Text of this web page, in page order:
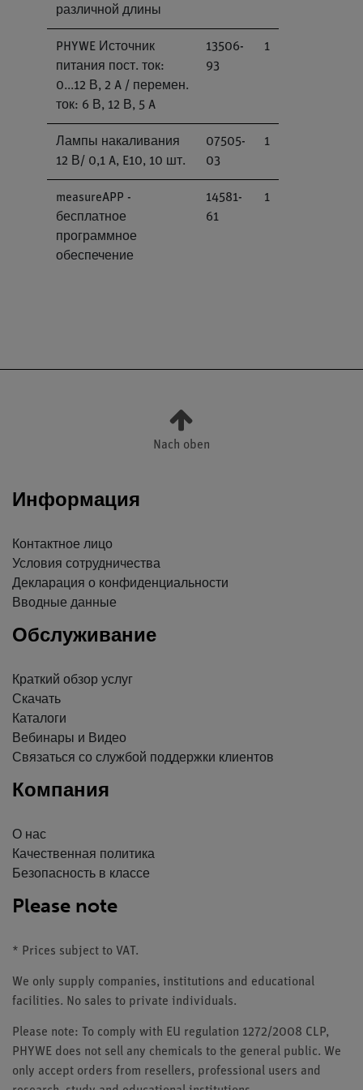
различной длины
PHYWE Источник
питания пост. ток:
0...12 В, 2 A / перемен.
ток: 6 В, 12 В, 5 A
13506-
93
1
Лампы накаливания
12 В/ 0,1 A, E10, 10 шт.
07505-
03
1
measureAPP -
бесплатное
программное
обеспечение
14581-
61
1
Nach oben
Информация
Контактное лицо
Условия сотрудничества
Декларация о конфиденциальности
Вводные данные
Обслуживание
Краткий обзор услуг
Скачать
Каталоги
Вебинары и Видео
Связаться со службой поддержки клиентов
Компания
О нас
Качественная политика
Безопасность в классе
Please note
* Prices subject to VAT.
We only supply companies, institutions and educational
facilities. No sales to private individuals.
Please note: To comply with EU regulation 1272/2008 CLP,
PHYWE does not sell any chemicals to the general public. We
only accept orders from resellers, professional users and